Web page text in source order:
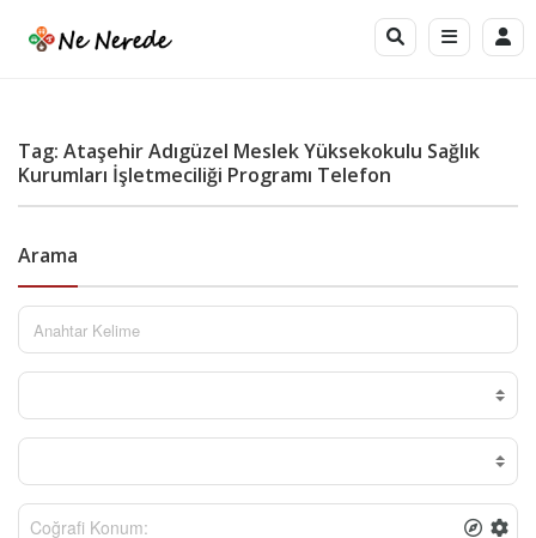
Tag: Ataşehir Adıgüzel Meslek Yüksekokulu Sağlık
Kurumları İşletmeciliği Programı Telefon
Arama